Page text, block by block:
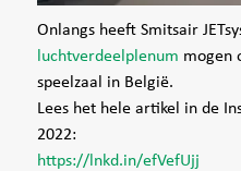
Onlangs heeft Smitsair
luchtverdeelplenum mogen
speelzaal in België.
Lees het hele artikel in de
2022:
https://lnkd.in/efVefUjj